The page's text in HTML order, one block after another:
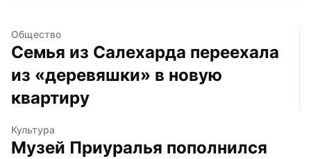
Общество
Семья из Салехарда переехала
из «деревяшки» в новую
квартиру
Культура
Музей Приуралья пополнился